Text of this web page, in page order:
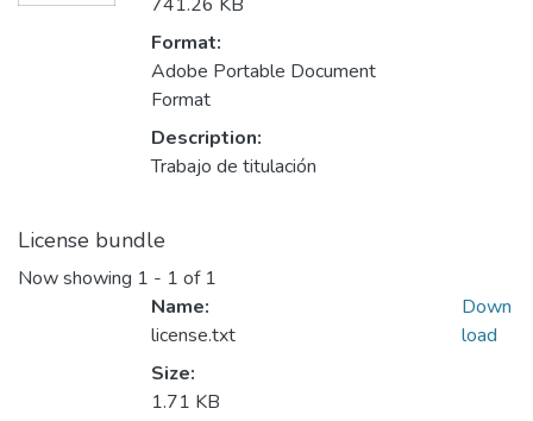
Format:
Adobe Portable Document
Format
Description:
Trabajo de titulación
License bundle
Now showing 1 - 1 of 1
Name:
license.txt
Size:
1.71 KB
Down
load